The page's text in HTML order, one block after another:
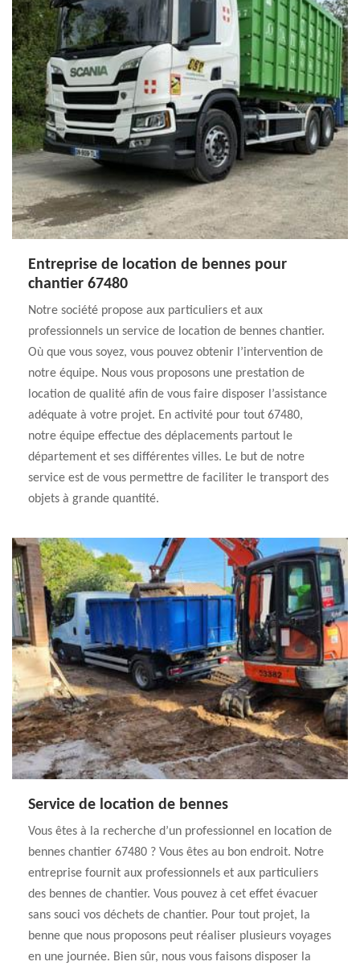
Entreprise de location de bennes pour
chantier 67480
Notre société propose aux particuliers et aux
professionnels un service de location de bennes chantier.
Où que vous soyez, vous pouvez obtenir l’intervention de
notre équipe. Nous vous proposons une prestation de
location de qualité afin de vous faire disposer l’assistance
adéquate à votre projet. En activité pour tout 67480,
notre équipe effectue des déplacements partout le
département et ses différentes villes. Le but de notre
service est de vous permettre de faciliter le transport des
objets à grande quantité.
Service de location de bennes
Vous êtes à la recherche d’un professionnel en location de
bennes chantier 67480 ? Vous êtes au bon endroit. Notre
entreprise fournit aux professionnels et aux particuliers
des bennes de chantier. Vous pouvez à cet effet évacuer
sans souci vos déchets de chantier. Pour tout projet, la
benne que nous proposons peut réaliser plusieurs voyages
en une journée. Bien sûr, nous vous faisons disposer la